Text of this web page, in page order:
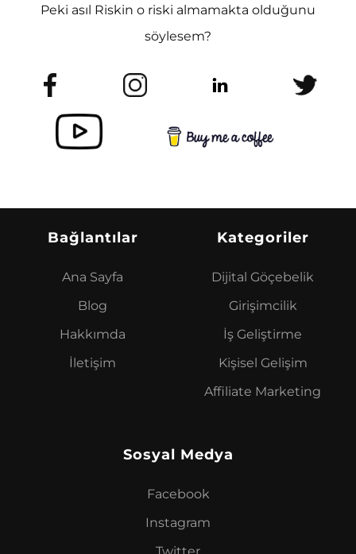
Peki asıl Riskin o riski almamakta olduğunu
söylesem?
Bağlantılar
Ana Sayfa
Blog
Hakkımda
İletişim
Kategoriler
Dijital Göçebelik
Girişimcilik
İş Geliştirme
Kişisel Gelişim
Affiliate Marketing
Sosyal Medya
Facebook
Instagram